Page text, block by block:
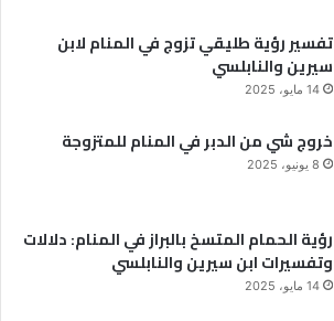
تفسير رؤية طليقي تزوج في المنام لابن
سيرين والنابلسي
14 مايو، 2025
خروج شي من الدبر في المنام للمتزوجة
8 يونيو، 2025
رؤية الحمام المتسخ بالبراز في المنام: دلالات
وتفسيرات ابن سيرين والنابلسي
14 مايو، 2025